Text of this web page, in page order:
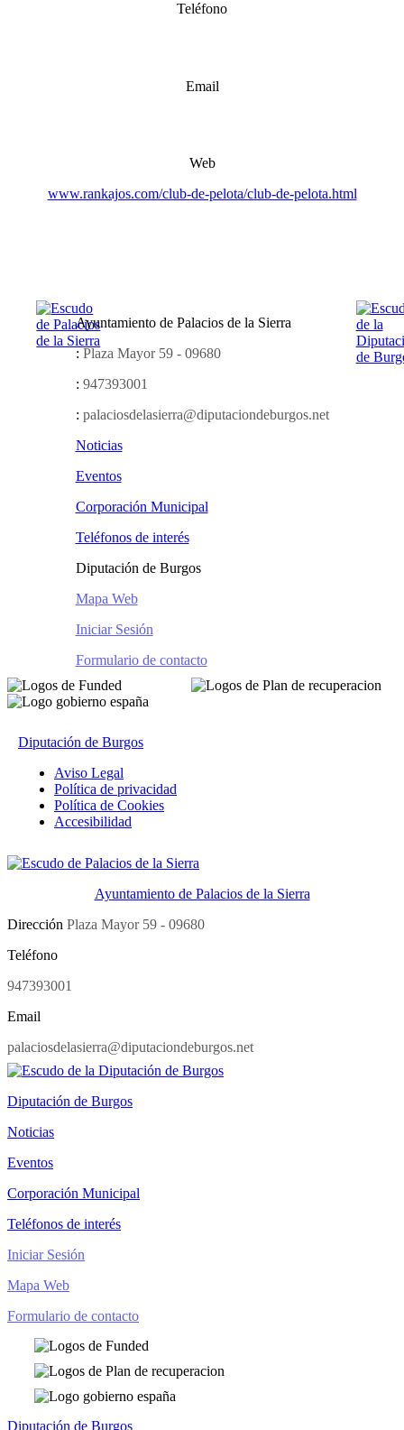
Teléfono
Email
Web
www.rankajos.com/club-de-pelota/club-de-pelota.html
Ayuntamiento de Palacios de la Sierra
: Plaza Mayor 59 - 09680
: 947393001
: palaciosdelasierra@diputaciondeburgos.net
Noticias
Eventos
Corporación Municipal
Teléfonos de interés
Diputación de Burgos
Mapa Web
Iniciar Sesión
Formulario de contacto
Diputación de Burgos
Aviso Legal
Política de privacidad
Política de Cookies
Accesibilidad
Ayuntamiento de Palacios de la Sierra
Dirección Plaza Mayor 59 - 09680
Teléfono
947393001
Email
palaciosdelasierra@diputaciondeburgos.net
Diputación de Burgos
Noticias
Eventos
Corporación Municipal
Teléfonos de interés
Iniciar Sesión
Mapa Web
Formulario de contacto
Diputación de Burgos